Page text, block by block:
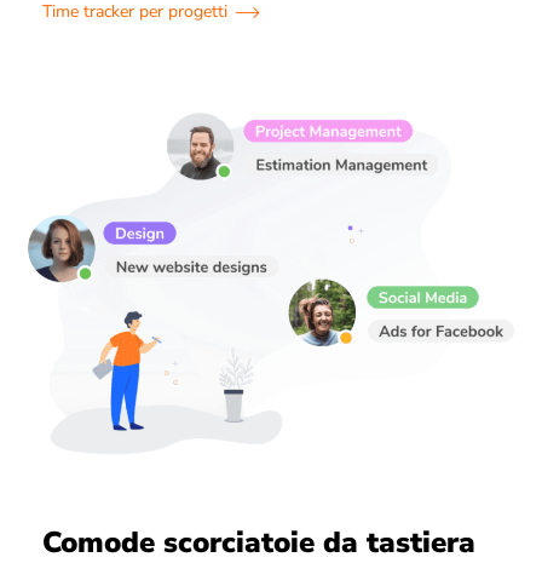
Time tracker per progetti
Comode scorciatoie da tastiera